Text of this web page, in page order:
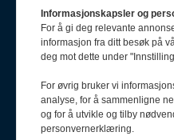
Meld deg på
Informasjonskapsler og
For å gi deg relevante
informasjon fra ditt besøk på
deg mot dette under
For øvrig bruker vi
analyse, for å sammenligne
og for å utvikle og tilby
personvernerklæring.